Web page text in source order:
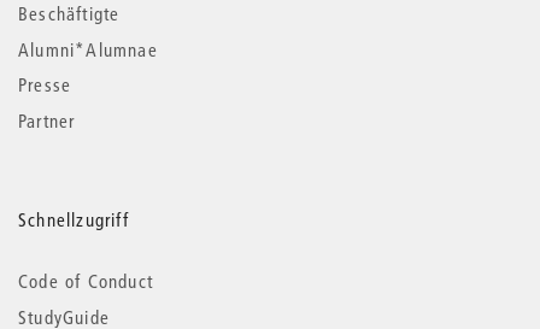
Beschäftigte
Alumni*Alumnae
Presse
Partner
Schnellzugriff
Code of Conduct
StudyGuide